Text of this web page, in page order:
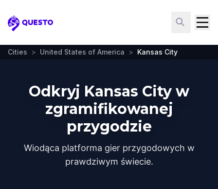
Questo
Cities > United States of America > Kansas City
Odkryj Kansas City w
zgramifikowanej
przygodzie
Wiodąca platforma gier przygodowych w
prawdziwym świecie.